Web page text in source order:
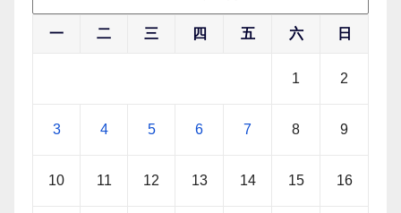
一 二 三 四 五 六 日
1 2
3 4 5 6 7 8 9
10 11 12 13 14 15 16